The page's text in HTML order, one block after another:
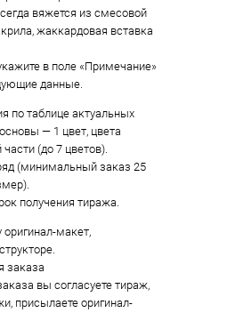
вяжется из смесовой
жаккардовая вставка
в поле «Примечание»
данные.
по таблице актуальных
— 1 цвет, цвета
(до 7 цветов).
(минимальный заказ 25
получения тиража.
макет,
заказа
вы согласуете тираж,
присылаете оригинал-